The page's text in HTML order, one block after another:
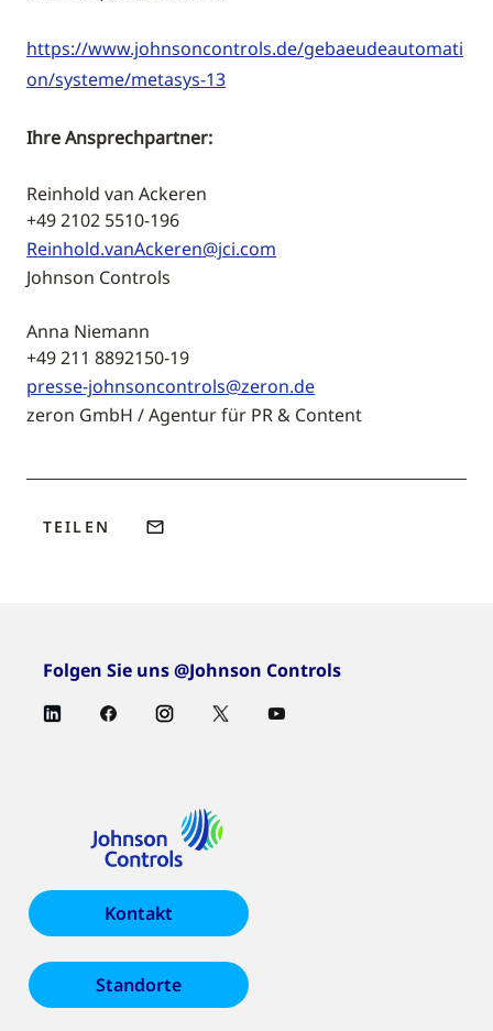
https://www.johnsoncontrols.de/gebaeudeautomati
on/systeme/metasys-13
Ihre Ansprechpartner:
Reinhold van Ackeren
+49 2102 5510-196
Reinhold.vanAckeren@jci.com
Johnson Controls
Anna Niemann
+49 211 8892150-19
presse-johnsoncontrols@zeron.de
zeron GmbH / Agentur für PR & Content
TEILEN
Folgen Sie uns @Johnson Controls
Kontakt
Standorte